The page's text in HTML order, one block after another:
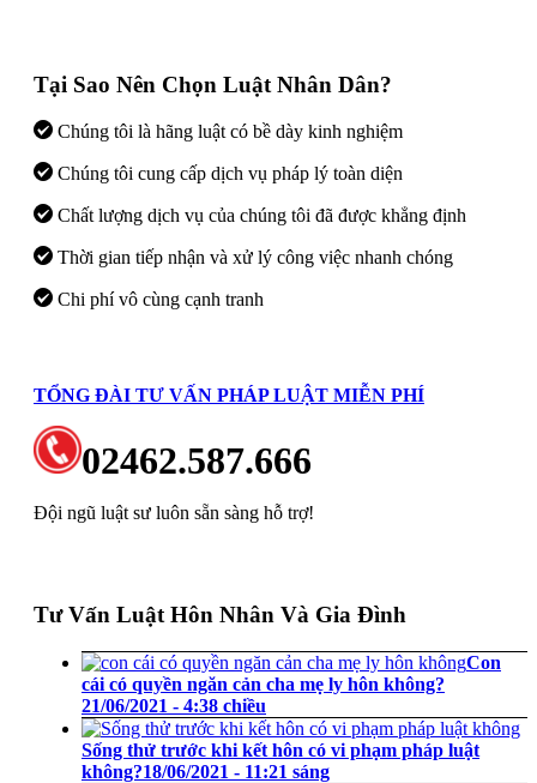
Tại Sao Nên Chọn Luật Nhân Dân?
Chúng tôi là hãng luật có bề dày kinh nghiệm
Chúng tôi cung cấp dịch vụ pháp lý toàn diện
Chất lượng dịch vụ của chúng tôi đã được khẳng định
Thời gian tiếp nhận và xử lý công việc nhanh chóng
Chi phí vô cùng cạnh tranh
TỔNG ĐÀI TƯ VẤN PHÁP LUẬT MIỄN PHÍ
02462.587.666
Đội ngũ luật sư luôn sẵn sàng hỗ trợ!
Tư Vấn Luật Hôn Nhân Và Gia Đình
Con
cái có quyền ngăn cản cha mẹ ly hôn không?
21/06/2021 - 4:38 chiều
Sống thử trước khi kết hôn có vi phạm pháp luật
không?18/06/2021 - 11:21 sáng